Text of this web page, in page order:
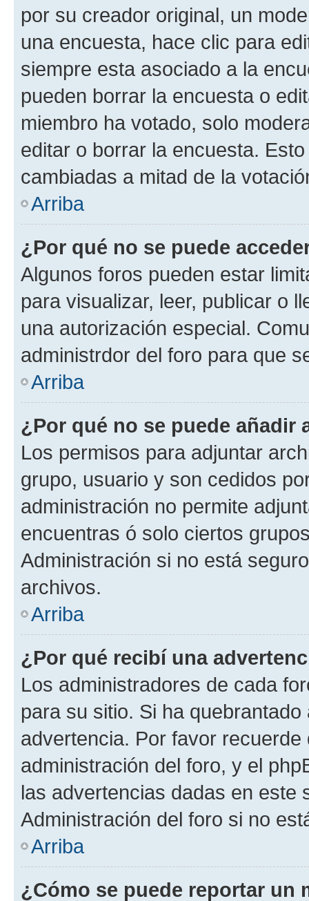
por su creador original, un
una encuesta, hace clic para
siempre esta asociado a la
pueden borrar la encuesta o
miembro ha votado, solo
editar o borrar la encuesta.
cambiadas a mitad de la
Arriba
¿Por qué no se puede
Algunos foros pueden estar
para visualizar, leer, publicar o
una autorización especial.
administrdor del foro para que
Arriba
¿Por qué no se puede añadir
Los permisos para adjuntar
grupo, usuario y son cedidos
administración no permite
encuentras ó solo ciertos
Administración si no está
archivos.
Arriba
¿Por qué recibí una
Los administradores de cada
para su sitio. Si ha
advertencia. Por favor
administración del foro, y el
las advertencias dadas en este
Administración del foro si no
Arriba
¿Cómo se puede reportar un